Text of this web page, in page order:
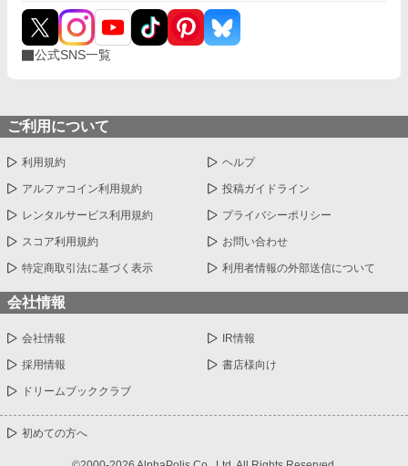
公式SNS一覧
ご利用について
利用規約 ヘルプ
アルファコイン利用規約 投稿ガイドライン
レンタルサービス利用規約 プライバシーポリシー
スコア利用規約 お問い合わせ
特定商取引法に基づく表示 利用者情報の外部送信について
会社情報
会社情報 IR情報
採用情報 書店様向け
ドリームブッククラブ
初めての方へ